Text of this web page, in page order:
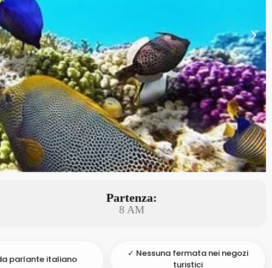
Partenza:
8 AM
parlante italiano
✓ Nessuna fermata nei negozi
turistici